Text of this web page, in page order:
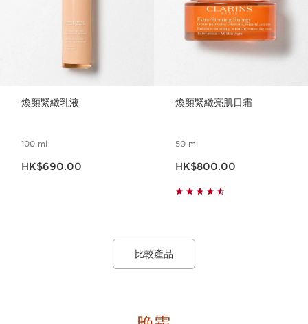
煥顏緊緻乳液
100 ml
HK$690.00
煥顏緊緻亮肌日霜
50 ml
HK$800.00
比較產品